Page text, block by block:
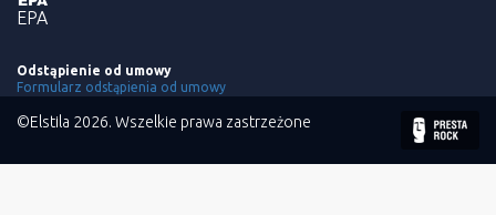
EPA
Odstąpienie od umowy
Formularz odstąpienia od umowy
©Elstila 2026. Wszelkie prawa zastrzeżone